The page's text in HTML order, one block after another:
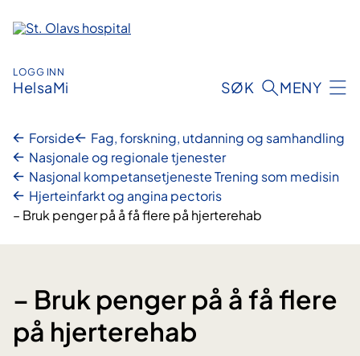
innhold
LOGG INN
HelsaMi SØK MENY
Forside
Fag, forskning, utdanning og samhandling
Nasjonale og regionale tjenester
Nasjonal kompetansetjeneste Trening som medisin
Hjerteinfarkt og angina pectoris
– Bruk penger på å få flere på hjerterehab
– Bruk penger på å få flere
på hjerterehab